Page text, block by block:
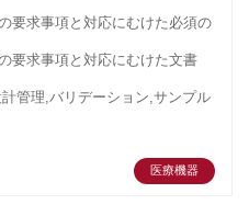
要求事項と対応にむけた必須の
要求事項と対応にむけた文書
管理,バリデーション,サンプル
医療機器